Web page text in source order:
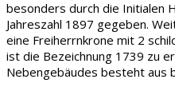
besonders durch die Initialen
Jahreszahl 1897 gegeben.
eine Freiherrnkrone mit 2
ist die Bezeichnung 1739 zu
Nebengebäudes besteht aus